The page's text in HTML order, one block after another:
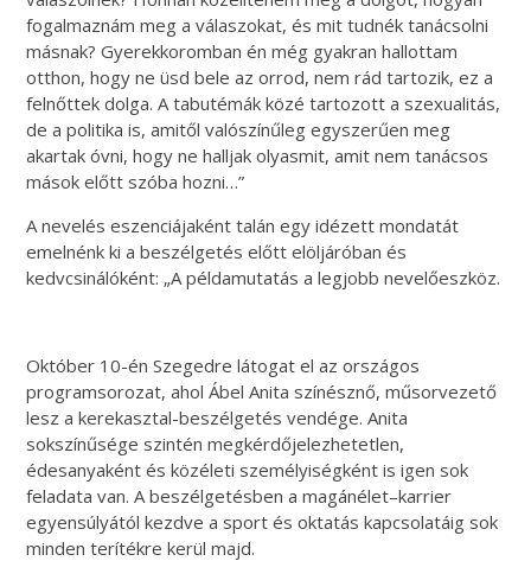
fogalmaznám meg a válaszokat, és mit tudnék tanácsolni
másnak? Gyerekkoromban én még gyakran hallottam
otthon, hogy ne üsd bele az orrod, nem rád tartozik, ez a
felnőttek dolga. A tabutémák közé tartozott a szexualitás,
de a politika is, amitől valószínűleg egyszerűen meg
akartak óvni, hogy ne halljak olyasmit, amit nem tanácsos
mások előtt szóba hozni…”
A nevelés eszenciájaként talán egy idézett mondatát
emelnénk ki a beszélgetés előtt elöljáróban és
kedvcsinálóként: „A példamutatás a legjobb nevelőeszköz.
Október 10-én Szegedre látogat el az országos
programsorozat, ahol Ábel Anita színésznő, műsorvezető
lesz a kerekasztal-beszélgetés vendége. Anita
sokszínűsége szintén megkérdőjelezhetetlen,
édesanyaként és közéleti személyiségként is igen sok
feladata van. A beszélgetésben a magánélet–karrier
egyensúlyától kezdve a sport és oktatás kapcsolatáig sok
minden terítékre kerül majd.